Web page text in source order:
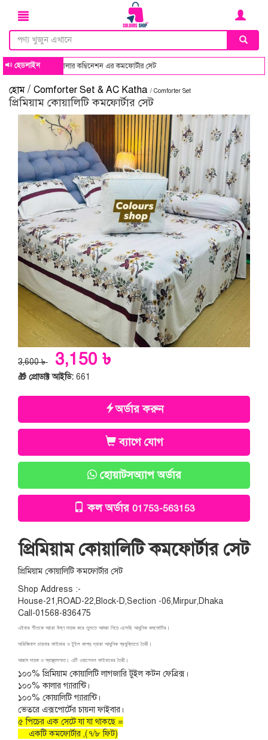
হেডলাইন
এর কমফোর্টার সেট
হোম / Comforter Set & AC Katha / Comforter Set
প্রিমিয়াম কোয়ালিটি কমফোর্টার সেট
3,600 ৳ 3,150 ৳
🎁 প্রোডাক্ট আইডি: 661
অর্ডার করুন
ব্যাগে যোগ
হোয়াটসঅ্যাপ অর্ডার
কল অর্ডার 01753-563153
প্রিমিয়াম কোয়ালিটি কমফোর্টার সেট
প্রিমিয়াম কোয়ালিটি কমফোর্টার সেট
Shop Address :-
House-21,ROAD-22,Block-D,Section -06,Mirpur,Dhaka
Call-01568-836475
এইবার শীতকে আরো উষ্ণ দায়ক করে তুলতে আমরা নিয়ে এসেছি আধুনিক কমফোর্টার।
অরিজিনাল চায়নার ফাইভার ও টুইল কাপড় দ্বারা আধুনিক প্রযুক্তিতে তৈরী।
আরাম দায়ক ও স্বাস্থ্যসম্মত। এটি ওয়াশেবল ফাইবারের তৈরী।
১০০% প্রিমিয়াম কোয়ালিটি লাগজারি টুইল কটন ফেব্রিক্স।
১০০% কালার গ্যারান্টি।
১০০% কোয়ালিটি গ্যারান্টি।
ভেতরে এক্সপোর্টের চায়না ফাইবার।
৫ পিচের এক সেটে যা যা থাকছে =
একটি কমফোর্টার ,(৭/৮ ফিট)